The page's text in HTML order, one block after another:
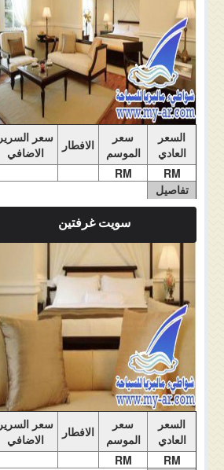
السعر
العادي
سعر
الموسم
الافطار
سعر السرير
الاضافي
RM
RM
تفاصيل
الغرفة
سويت غرفتين
السعر
العادي
سعر
الموسم
الافطار
سعر السرير
الاضافي
RM
RM
ملاحضات الغرفة